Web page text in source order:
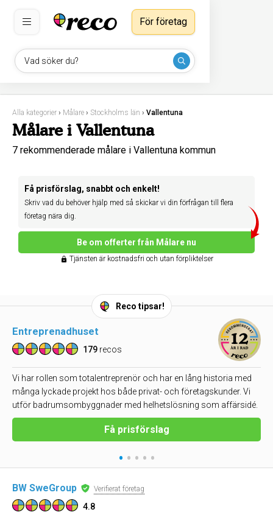
Vad söker du?
För företag
Alla kategorier › Målare › Stockholms län › Vallentuna
Målare i Vallentuna
7 rekommenderade målare i Vallentuna kommun
Få prisförslag, snabbt och enkelt!
Skriv vad du behöver hjälp med så skickar vi din förfrågan till flera
företag nära dig.
Be om offerter från Målare nu
Tjänsten är kostnadsfri och utan förpliktelser
Reco tipsar!
Entreprenadhuset
179 recos
Vi har rollen som totalentreprenör och har en lång historia med
många lyckade projekt hos både privat- och företagskunder. Vi
utför badrumsombyggnader med helhetslösning som affärsidé.
Få prisförslag
• • • • •
BW SweGroup Verifierat företag
4.8